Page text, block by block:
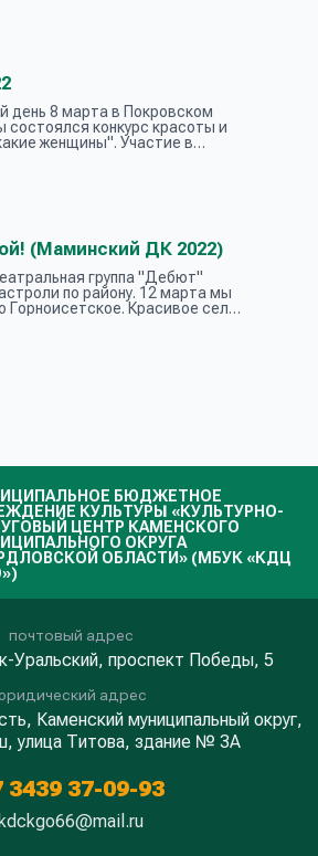
день 8 марта в Покровском
состоялся конкурс красоты и
женщины". Участие в
села Покровского: Ольга
(Маминский ДК 2022)
группа "Дебют"
по району. 12 марта мы
Горноисетское. Красивое село,
неоднократно с...
БЮДЖЕТНОЕ
КУЛЬТУРЫ «КУЛЬТУРНО-
ЦЕНТР КАМЕНСКОГО
ОКРУГА
ОБЛАСТИ» (МБУК «КДЦ
почтовый адрес
Уральский, проспект Победы, 5
адрес
Каменский муниципальный округ,
улица Титова, здание № 3А
3439 37-09-93
kdckgo66@mail.ru